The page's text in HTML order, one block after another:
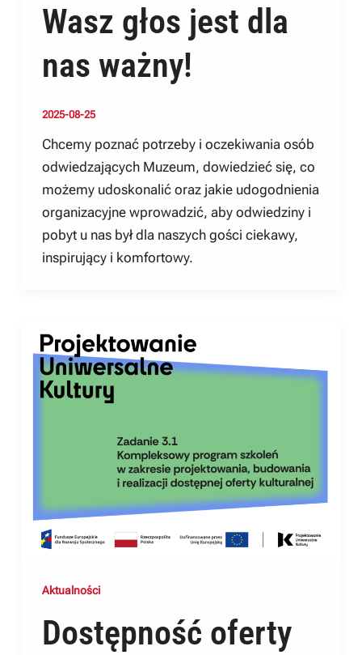
Wasz głos jest dla
nas ważny!
2025-08-25
Chcemy poznać potrzeby i oczekiwania osób
odwiedzających Muzeum, dowiedzieć się, co
możemy udoskonalić oraz jakie udogodnienia
organizacyjne wprowadzić, aby odwiedziny i
pobyt u nas był dla naszych gości ciekawy,
inspirujący i komfortowy.
Aktualności
Dostępność oferty